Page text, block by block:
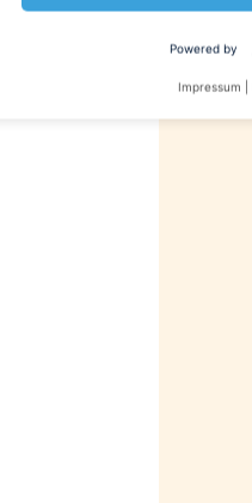
Powered by
Impressum